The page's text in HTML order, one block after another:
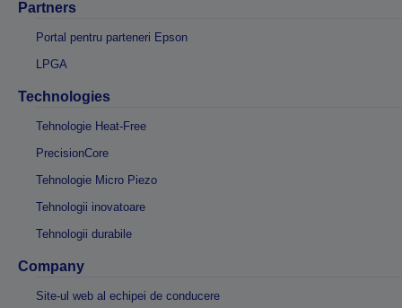
Partners
Portal pentru parteneri Epson
LPGA
Technologies
Tehnologie Heat-Free
PrecisionCore
Tehnologie Micro Piezo
Tehnologii inovatoare
Tehnologii durabile
Company
Site-ul web al echipei de conducere